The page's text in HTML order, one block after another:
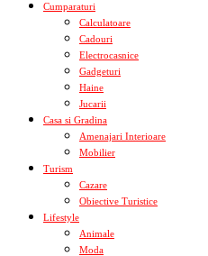
Cumparaturi
Calculatoare
Cadouri
Electrocasnice
Gadgeturi
Haine
Jucarii
Casa si Gradina
Amenajari Interioare
Mobilier
Turism
Cazare
Obiective Turistice
Lifestyle
Animale
Moda